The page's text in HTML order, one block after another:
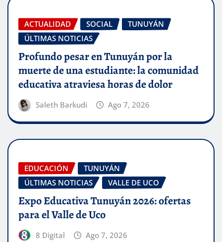
ACTUALIDAD SOCIAL
TUNUYÁN
ÚLTIMAS NOTICIAS
Profundo pesar en Tunuyán por la
muerte de una estudiante: la comunidad
educativa atraviesa horas de dolor
Saleth Barkudi Ago 7, 2026
EDUCACIÓN
TUNUYÁN
ÚLTIMAS NOTICIAS
VALLE DE UCO
Expo Educativa Tunuyán 2026: ofertas
para el Valle de Uco
8 Digital Ago 7, 2026